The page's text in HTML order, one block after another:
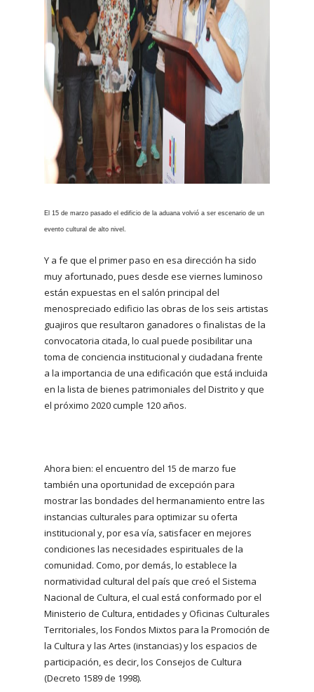
El 15 de marzo pasado el edificio de la aduana volvió a ser escenario de un
evento cultural de alto nivel.
Y a fe que el primer paso en esa dirección ha sido
muy afortunado, pues desde ese viernes luminoso
están expuestas en el salón principal del
menospreciado edificio las obras de los seis artistas
guajiros que resultaron ganadores o finalistas de la
convocatoria citada, lo cual puede posibilitar una
toma de conciencia institucional y ciudadana frente
a la importancia de una edificación que está incluida
en la lista de bienes patrimoniales del Distrito y que
el próximo 2020 cumple 120 años.
Ahora bien: el encuentro del 15 de marzo fue
también una oportunidad de excepción para
mostrar las bondades del hermanamiento entre las
instancias culturales para optimizar su oferta
institucional y, por esa vía, satisfacer en mejores
condiciones las necesidades espirituales de la
comunidad. Como, por demás, lo establece la
normatividad cultural del país que creó el Sistema
Nacional de Cultura, el cual está conformado por el
Ministerio de Cultura, entidades y Oficinas Culturales
Territoriales, los Fondos Mixtos para la Promoción de
la Cultura y las Artes (instancias) y los espacios de
participación, es decir, los Consejos de Cultura
(Decreto 1589 de 1998).